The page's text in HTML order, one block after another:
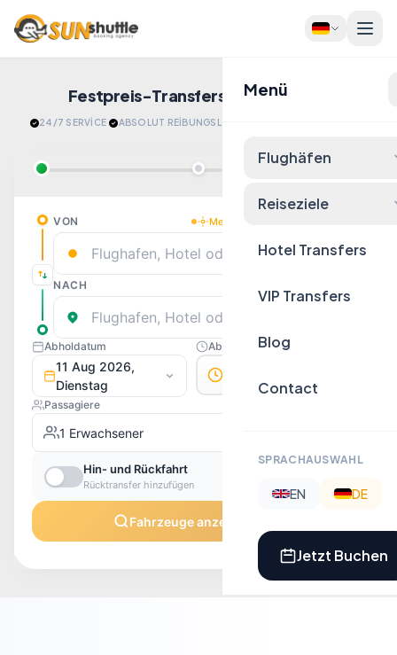
Menü
Flughäfen
Reiseziele
Hotel Transfers
VIP Transfers
Blog
Contact
SPRACHAUSWAHL
EN DE
Jetzt Buchen
Festpreis-Transfers Jetzt Buchen!
24/7 SERVİCE · ABSOLUT REİBUNGSLOS